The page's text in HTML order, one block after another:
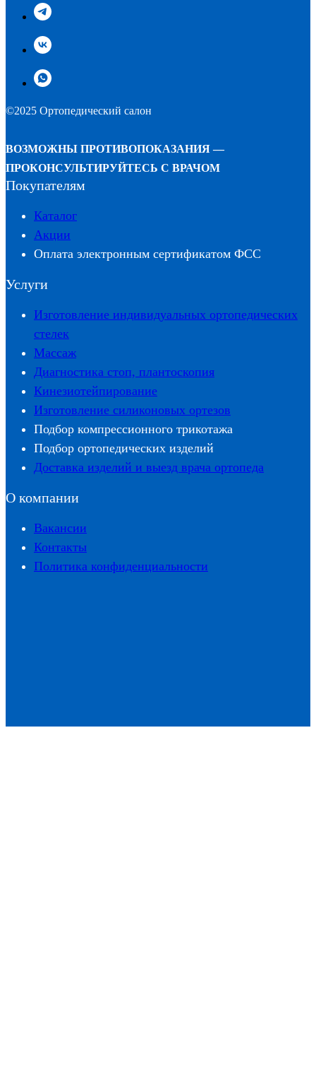
©2025 Ортопедический салон
ВОЗМОЖНЫ ПРОТИВОПОКАЗАНИЯ —
ПРОКОНСУЛЬТИРУЙТЕСЬ С ВРАЧОМ
Покупателям
Каталог
Акции
Оплата электронным сертификатом ФСС
Услуги
Изготовление индивидуальных ортопедических
стелек
Массаж
Диагностика стоп, плантоскопия
Кинезиотейпирование
Изготовление силиконовых ортезов
Подбор компрессионного трикотажа
Подбор ортопедических изделий
Доставка изделий и выезд врача ортопеда
О компании
Вакансии
Контакты
Политика конфиденциальности